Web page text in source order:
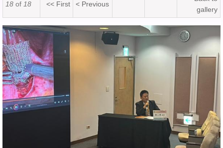
18 of 18 << First < Previous
gallery
LINE_ALBUM_2024106_241008_4.jpg